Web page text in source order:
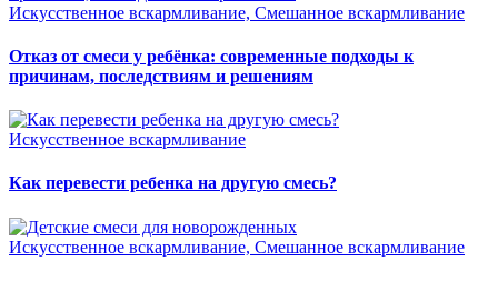
Искусственное вскармливание, Смешанное вскармливание
Отказ от смеси у ребёнка: современные подходы к
причинам, последствиям и решениям
Искусственное вскармливание
Как перевести ребенка на другую смесь?
Искусственное вскармливание, Смешанное вскармливание